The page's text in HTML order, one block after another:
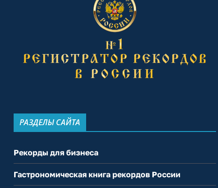
РАЗДЕЛЫ САЙТА
Рекорды для бизнеса
Гастрономическая книга рекордов России